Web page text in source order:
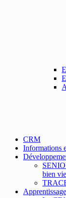
CRM
Informations
bien
Apprentissage